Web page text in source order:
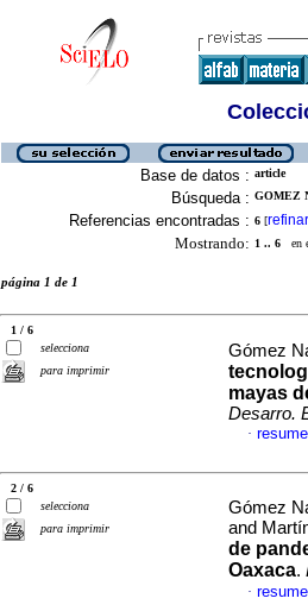
Base de datos : article
Búsqueda : GOMEZ
Referencias encontradas : 6 [refinar
Mostrando: 1 .. 6 en
página 1 de 1
1 / 6
selecciona
para imprimir
Gómez
mayas
Desarro.
·
2 / 6
selecciona
para imprimir
Gómez
and
de
Oaxaca.
·